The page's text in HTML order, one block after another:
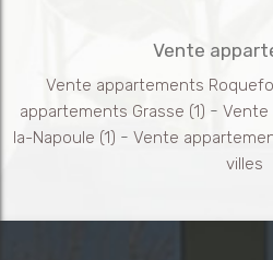
Vente
Vente appartements
appartements Grasse (1) - Vente
la-Napoule (1) - Vente
villes